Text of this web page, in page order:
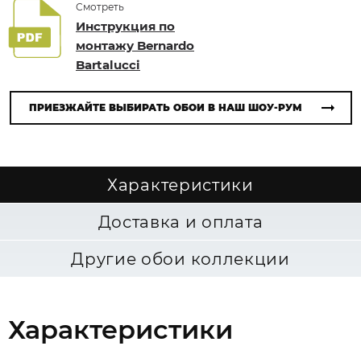
Смотреть
Инструкция по
монтажу Bernardo
Bartalucci
ПРИЕЗЖАЙТЕ ВЫБИРАТЬ ОБОИ В НАШ ШОУ-РУМ
Характеристики
Доставка и оплата
Другие обои коллекции
Характеристики